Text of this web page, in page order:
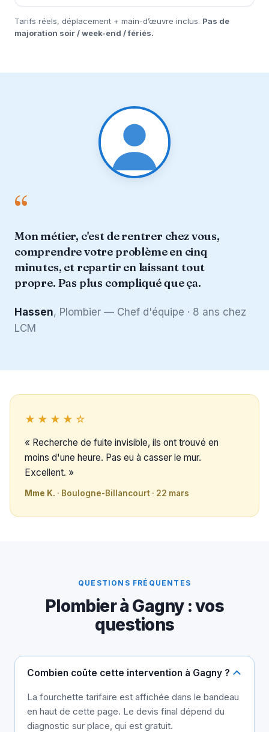
Tarifs réels, déplacement + main-d’œuvre inclus. Pas de
majoration soir / week-end / fériés.
“
Mon métier, c'est de rentrer chez vous,
comprendre votre problème en cinq
minutes, et repartir en laissant tout
propre. Pas plus compliqué que ça.
Hassen, Plombier — Chef d'équipe · 8 ans chez
LCM
★★★★☆
« Recherche de fuite invisible, ils ont trouvé en
moins d'une heure. Pas eu à casser le mur.
Excellent. »
Mme K. · Boulogne-Billancourt · 22 mars
QUESTIONS FRÉQUENTES
Plombier à Gagny : vos
questions
Combien coûte cette intervention à Gagny ?
La fourchette tarifaire est affichée dans le bandeau
en haut de cette page. Le devis final dépend du
diagnostic sur place, qui est gratuit.